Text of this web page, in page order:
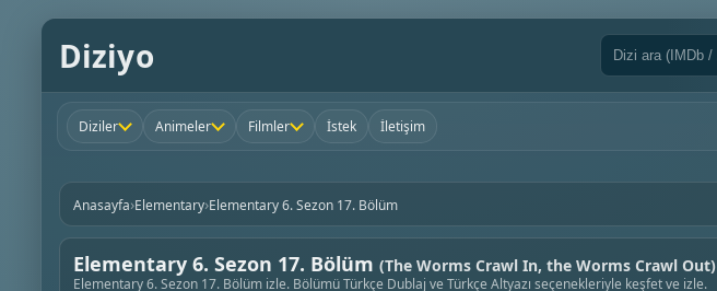
Diziyo
Diziler Animeler Filmler İstek İletişim
Anasayfa›Elementary›Elementary 6. Sezon 17. Bölüm
Elementary 6. Sezon 17. Bölüm (The Worms Crawl In, the Worms Crawl Out)
Elementary 6. Sezon 17. Bölüm izle. Bölümü Türkçe Dublaj ve Türkçe Altyazı seçenekleriyle keşfet ve izle.